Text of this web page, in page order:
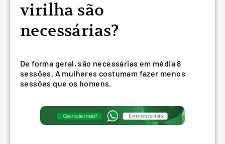
virilha são
necessárias?
De forma geral, são necessárias em média 8
sessões. A mulheres costumam fazer menos
sessões que os homens.